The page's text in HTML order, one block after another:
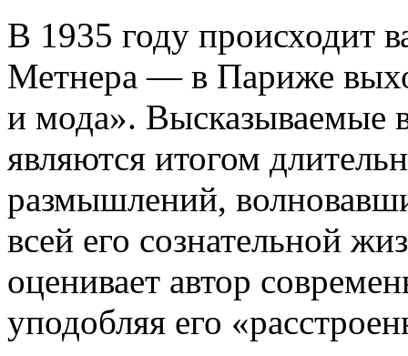
В 1935 году происходит
Метнера — в Париже
и мода». Высказываемые
являются итогом
размышлений,
всей его сознательной
оценивает автор
уподобляя его